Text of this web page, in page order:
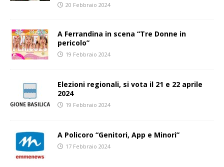
20 Febbraio 2024
A Ferrandina in scena “Tre Donne in
pericolo”
19 Febbraio 2024
Elezioni regionali, si vota il 21 e 22 aprile
2024
19 Febbraio 2024
A Policoro “Genitori, App e Minori”
17 Febbraio 2024